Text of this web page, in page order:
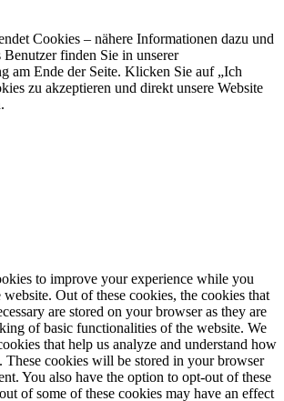
Cookies – nähere Informationen dazu und
finden Sie in unserer
am Ende der Seite. Klicken Sie auf „Ich
zu akzeptieren und direkt unsere Website
to improve your experience while you
Out of these cookies, the cookies that
are stored on your browser as they are
of basic functionalities of the website. We
that help us analyze and understand how
These cookies will be stored in your browser
You also have the option to opt-out of these
of some of these cookies may have an effect